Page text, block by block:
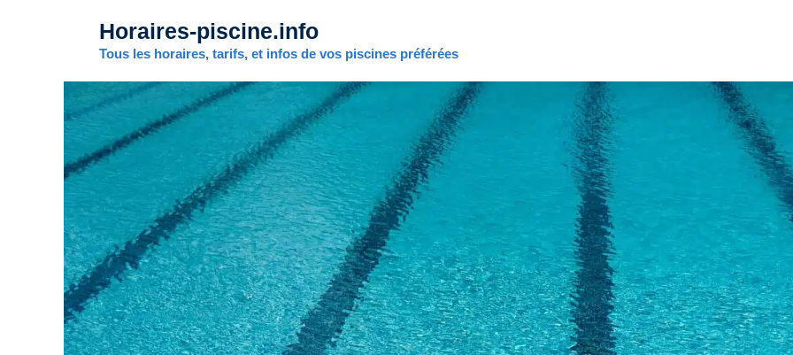
Horaires-piscine.info
Tous les horaires, tarifs, et infos de vos piscines préférées